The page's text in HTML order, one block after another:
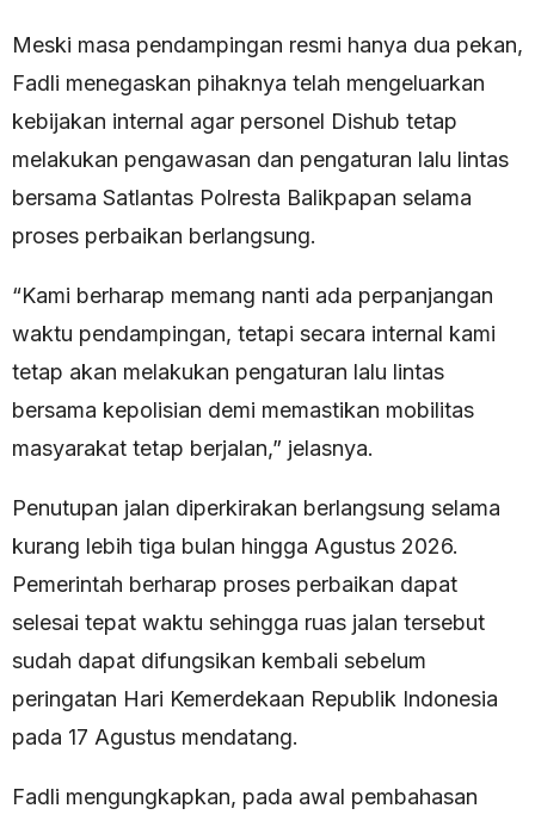
Meski masa pendampingan resmi hanya dua pekan,
Fadli menegaskan pihaknya telah mengeluarkan
kebijakan internal agar personel Dishub tetap
melakukan pengawasan dan pengaturan lalu lintas
bersama Satlantas Polresta Balikpapan selama
proses perbaikan berlangsung.
“Kami berharap memang nanti ada perpanjangan
waktu pendampingan, tetapi secara internal kami
tetap akan melakukan pengaturan lalu lintas
bersama kepolisian demi memastikan mobilitas
masyarakat tetap berjalan,” jelasnya.
Penutupan jalan diperkirakan berlangsung selama
kurang lebih tiga bulan hingga Agustus 2026.
Pemerintah berharap proses perbaikan dapat
selesai tepat waktu sehingga ruas jalan tersebut
sudah dapat difungsikan kembali sebelum
peringatan Hari Kemerdekaan Republik Indonesia
pada 17 Agustus mendatang.
Fadli mengungkapkan, pada awal pembahasan